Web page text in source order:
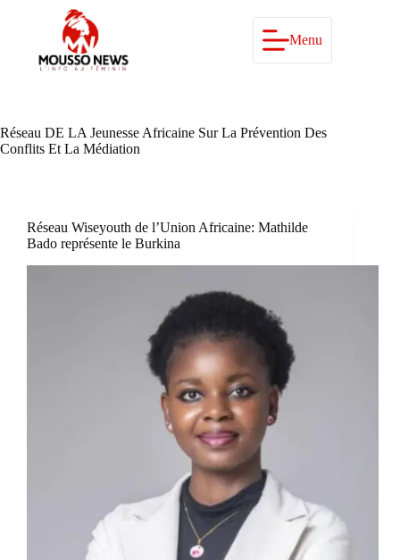
Menu
Réseau DE LA Jeunesse Africaine Sur La Prévention Des
Conflits Et La Médiation
Réseau Wiseyouth de l’Union Africaine: Mathilde
Bado représente le Burkina